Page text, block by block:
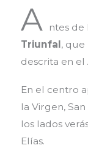
A ntes de
Triunfal, que
descrita en el
En el centro
la Virgen,
los lados
Elías.